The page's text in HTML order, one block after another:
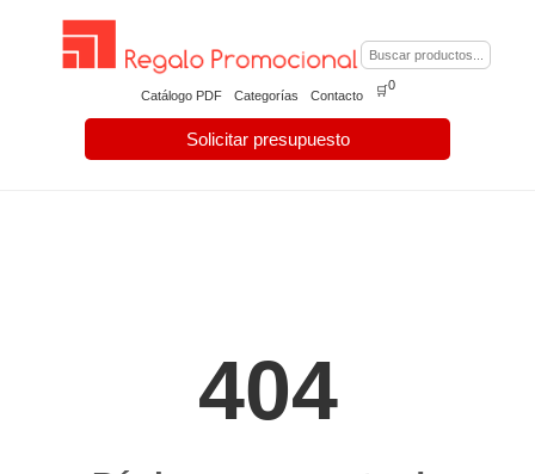
Catálogo PDF Categorías Contacto
Solicitar presupuesto
🛒0
404